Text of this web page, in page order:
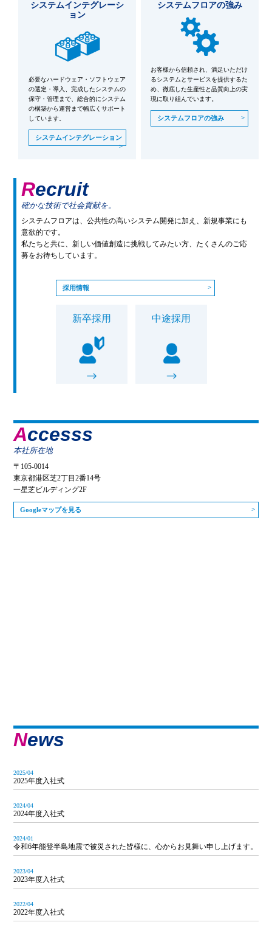
システムインテグレーシ
ョン
必要なハードウェア・ソフトウェア
の選定・導入、完成したシステムの
保守・管理まで、総合的にシステム
の構築から運営まで幅広くサポート
しています。
システムインテグレーション
システムフロアの強み
お客様から信頼され、満足いただけ
るシステムとサービスを提供するた
め、徹底した生産性と品質向上の実
現に取り組んでいます。
システムフロアの強み
Recruit
確かな技術で社会貢献を。
システムフロアは、公共性の高いシステム開発に加え、新規事業にも
意欲的です。
私たちと共に、新しい価値創造に挑戦してみたい方、たくさんのご応
募をお待ちしています。
採用情報
新卒採用 中途採用
Accesss
本社所在地
〒105-0014
東京都港区芝2丁目2番14号
一星芝ビルディング2F
Googleマップを見る
News
2025/04
2025年度入社式
2024/04
2024年度入社式
2024/01
令和6年能登半島地震で被災された皆様に、心からお見舞い申し上げます。
2023/04
2023年度入社式
2022/04
2022年度入社式